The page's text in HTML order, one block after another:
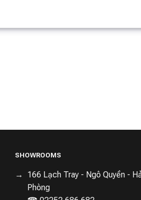
1,890,000 ₫ 600,000 ₫ 585,000 ₫
SHOWROOMS
166 Lạch Tray - Ngô Quyền -
Phòng